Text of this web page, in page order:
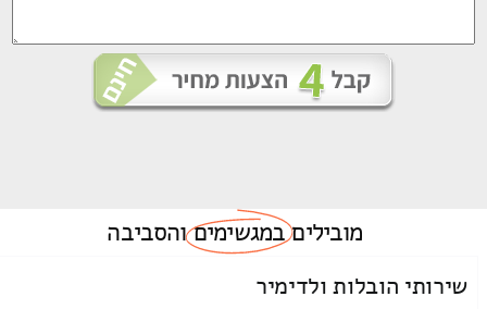
מוביליםבמגשימיםוהסביבה
שירותי הובלות ולדימיר